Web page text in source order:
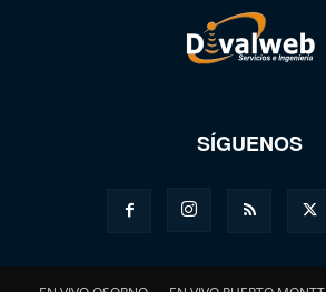
SÍGUENOS